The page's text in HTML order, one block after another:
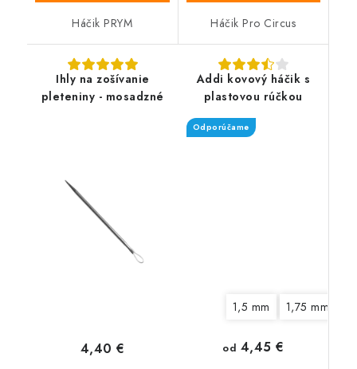
Háčik PRYM Háčik Pro Circus
Ihly na zošívanie
pleteniny - mosadzné
4,40 €
Addi kovový háčik s
plastovou rúčkou
Odporúčame
1,5 mm 1,75 mm
od 4,45 €